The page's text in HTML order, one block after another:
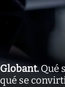
Globant.Qué
qué se